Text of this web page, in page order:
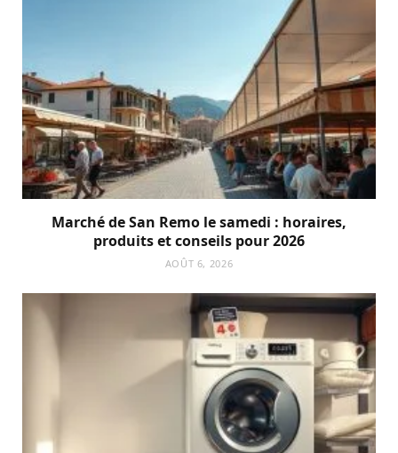
Marché de San Remo le samedi : horaires,
produits et conseils pour 2026
AOÛT 6, 2026